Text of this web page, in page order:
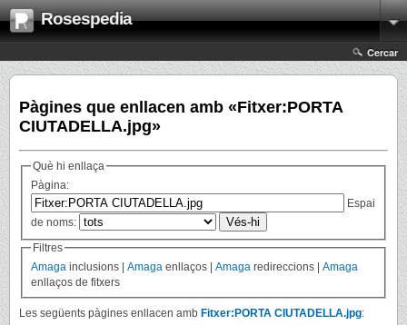
Rosespedia
Cercar
Pàgines que enllacen amb «Fitxer:PORTA
CIUTADELLA.jpg»
Què hi enllaça
Pàgina:
Espai
de noms:
Filtres
Amaga inclusions | Amaga enllaços | Amaga redireccions | Amaga
enllaços de fitxers
Les següents pàgines enllacen amb Fitxer:PORTA CIUTADELLA.jpg: